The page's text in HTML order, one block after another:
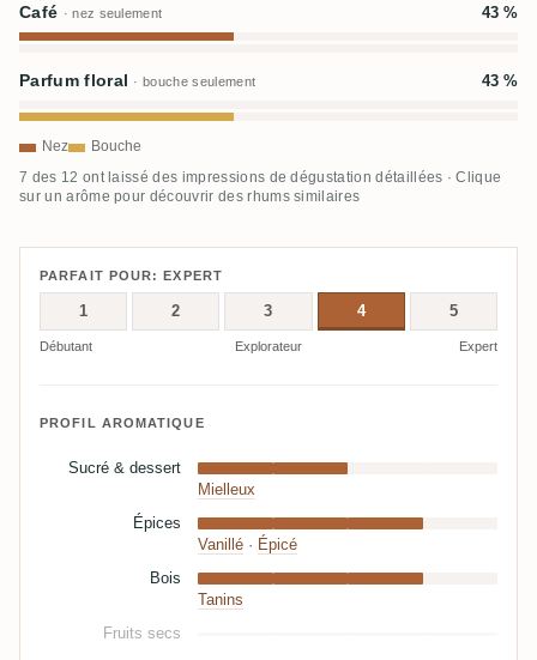
Café · nez seulement 43 %
Parfum floral · bouche seulement 43 %
Nez Bouche
7 des 12 ont laissé des impressions de dégustation détaillées · Clique
sur un arôme pour découvrir des rhums similaires
PARFAIT POUR: EXPERT
1 2 3 4 5
Débutant Explorateur Expert
PROFIL AROMATIQUE
Sucré & dessert
Mielleux
Épices
Vanillé · Épicé
Bois
Tanins
Fruits secs